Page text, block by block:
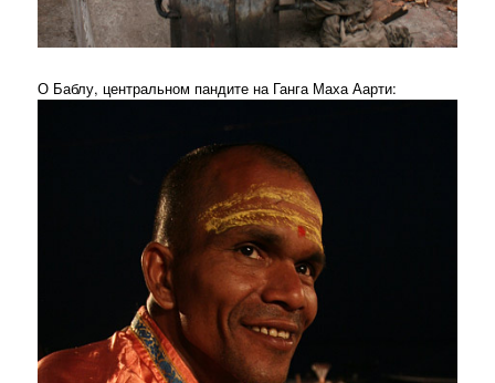
О Баблу, центральном пандите на Ганга Маха Аарти: